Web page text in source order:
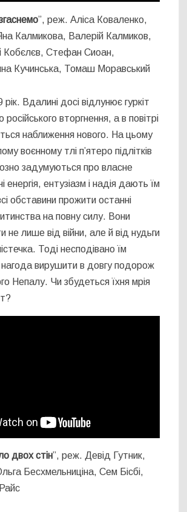
”, реж. Аліса Коваленко,
Калмикова, Валерій Калмиков,
Кобєлєв, Стефан Сиоан,
Кучинська, Томаш Моравський
Вдалині досі відлунює гуркіт
вторгнення, а в повітрі
наближення нового. На цьому
воєнному тлі п’ятеро підлітків
задумуються про власне
енергія, ентузіазм і надія дають їм
обставини прожити останні
на повну силу. Вони
не лише від війни, але й від нудьги
Тоді несподівано їм
нагода вирушити в довгу подорож
Непалу. Чи збудеться їхня мрія
двох стін”, реж. Девід Гутник,
Бесхмельниціна, Сем Бісбі,